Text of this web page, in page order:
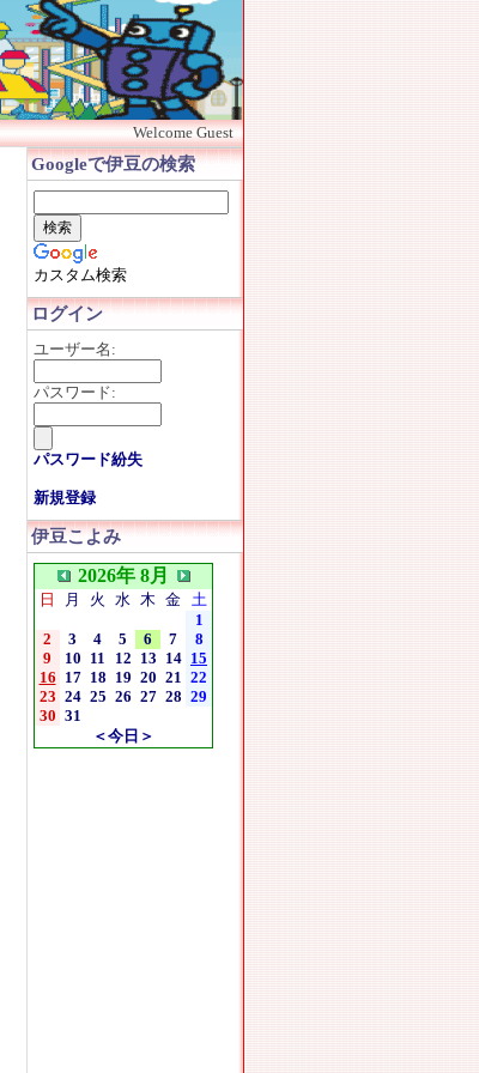
Welcome Guest
Googleで伊豆の検索
カスタム検索
ログイン
ユーザー名:
パスワード:
パスワード紛失
新規登録
伊豆こよみ
2026年 8月
日 月 火 水 木 金 土
1
2
3 4 5 6 7
8
9
10 11 12 13 14 15
16 17 18 19 20 21 22
23 24 25 26 27 28 29
30 31
＜今日＞